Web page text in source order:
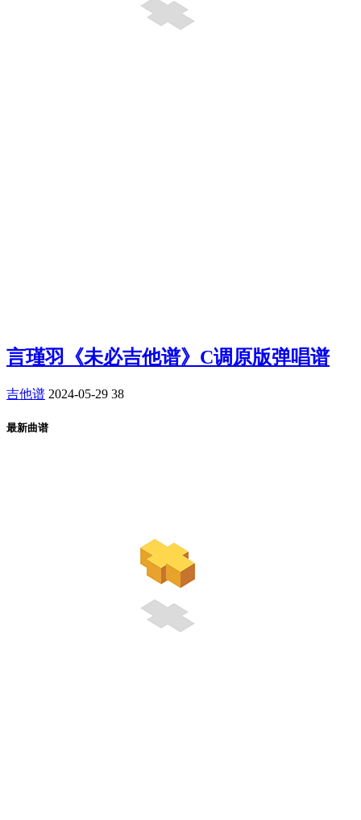
言瑾羽《未必吉他谱》C调原版弹唱谱
吉他谱 2024-05-29 38
最新曲谱